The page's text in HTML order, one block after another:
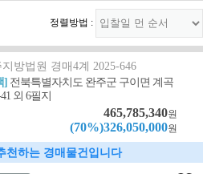
정렬방법 :
지방법원 경매4계 2025-646
] 전북특별자치도 완주군 구이면 계곡
외 6필지
465,785,340원
(70%)326,050,000원
천하는 경매물건입니다